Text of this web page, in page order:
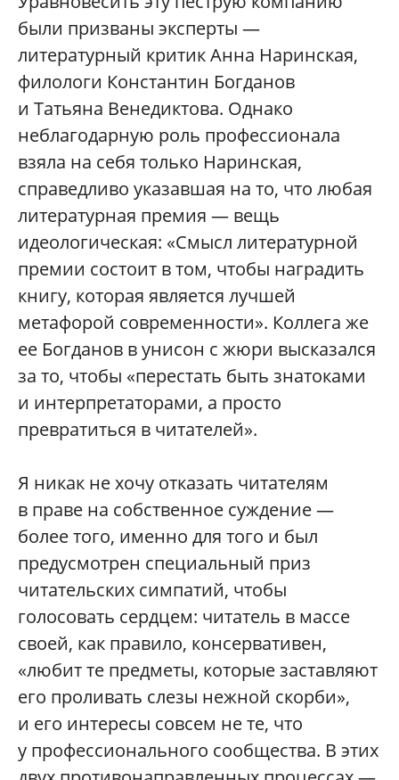
были призваны эксперты —
литературный критик Анна Наринская,
филологи Константин Богданов
и Татьяна Венедиктова. Однако
неблагодарную роль профессионала
взяла на себя только Наринская,
справедливо указавшая на то, что любая
литературная премия — вещь
идеологическая: «Смысл литературной
премии состоит в том, чтобы наградить
книгу, которая является лучшей
метафорой современности». Коллега же
ее Богданов в унисон с жюри высказался
за то, чтобы «перестать быть знатоками
и интерпретаторами, а просто
превратиться в читателей».
Я никак не хочу отказать читателям
в праве на собственное суждение —
более того, именно для того и был
предусмотрен специальный приз
читательских симпатий, чтобы
голосовать сердцем: читатель в массе
своей, как правило, консервативен,
«любит те предметы, которые заставляют
его проливать слезы нежной скорби»,
и его интересы совсем не те, что
у профессионального сообщества. В этих